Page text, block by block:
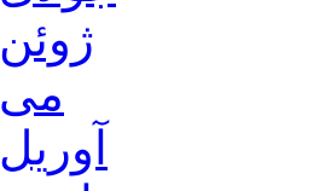
ژوئن 2015
می 2015
آوریل 2015